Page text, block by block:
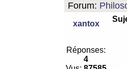
Forum:
xantox
Réponses:
4